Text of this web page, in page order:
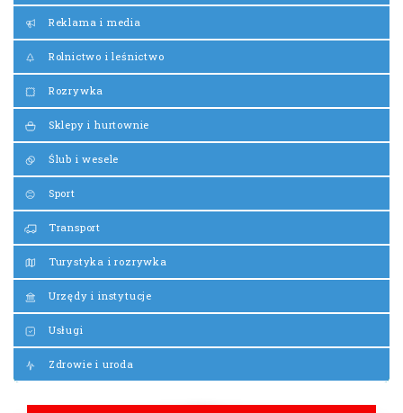
Reklama i media
Rolnictwo i leśnictwo
Rozrywka
Sklepy i hurtownie
Ślub i wesele
Sport
Transport
Turystyka i rozrywka
Urzędy i instytucje
Usługi
Zdrowie i uroda